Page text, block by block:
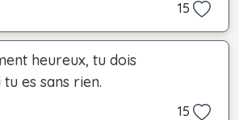
15
heureux, tu dois
es sans rien.
15